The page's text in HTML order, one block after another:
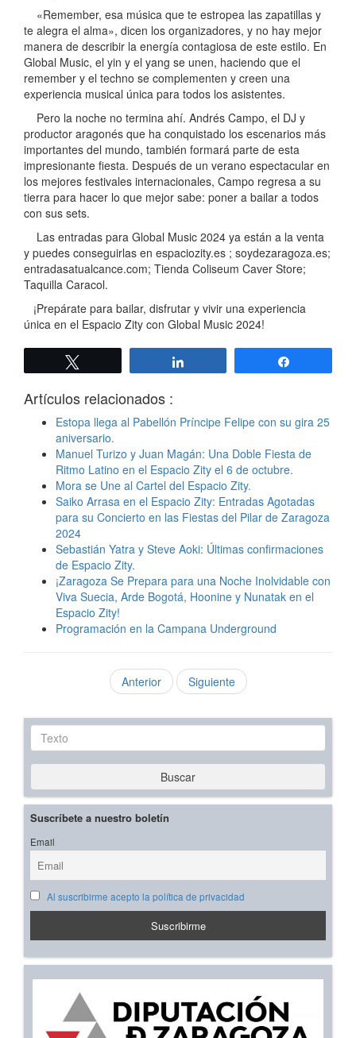
«Remember, esa música que te estropea las zapatillas y
te alegra el alma», dicen los organizadores, y no hay mejor
manera de describir la energía contagiosa de este estilo. En
Global Music, el yin y el yang se unen, haciendo que el
remember y el techno se complementen y creen una
experiencia musical única para todos los asistentes.
Pero la noche no termina ahí. Andrés Campo, el DJ y
productor aragonés que ha conquistado los escenarios más
importantes del mundo, también formará parte de esta
impresionante fiesta. Después de un verano espectacular en
los mejores festivales internacionales, Campo regresa a su
tierra para hacer lo que mejor sabe: poner a bailar a todos
con sus sets.
Las entradas para Global Music 2024 ya están a la venta
y puedes conseguirlas en espaciozity.es ; soydezaragoza.es;
entradasatualcance.com; Tienda Coliseum Caver Store;
Taquilla Caracol.
¡Prepárate para bailar, disfrutar y vivir una experiencia
única en el Espacio Zity con Global Music 2024!
Artículos relacionados :
Estopa llega al Pabellón Príncipe Felipe con su gira 25
aniversario.
Manuel Turizo y Juan Magán: Una Doble Fiesta de
Ritmo Latino en el Espacio Zity el 6 de octubre.
Mora se Une al Cartel del Espacio Zity.
Saiko Arrasa en el Espacio Zity: Entradas Agotadas
para su Concierto en las Fiestas del Pilar de Zaragoza
2024
Sebastián Yatra y Steve Aoki: Últimas confirmaciones
de Espacio Zity.
¡Zaragoza Se Prepara para una Noche Inolvidable con
Viva Suecia, Arde Bogotá, Hoonine y Nunatak en el
Espacio Zity!
Programación en la Campana Underground
Anterior Siguiente
Texto
Buscar
Suscríbete a nuestro boletín
Email
Al suscribirme acepto la política de privacidad